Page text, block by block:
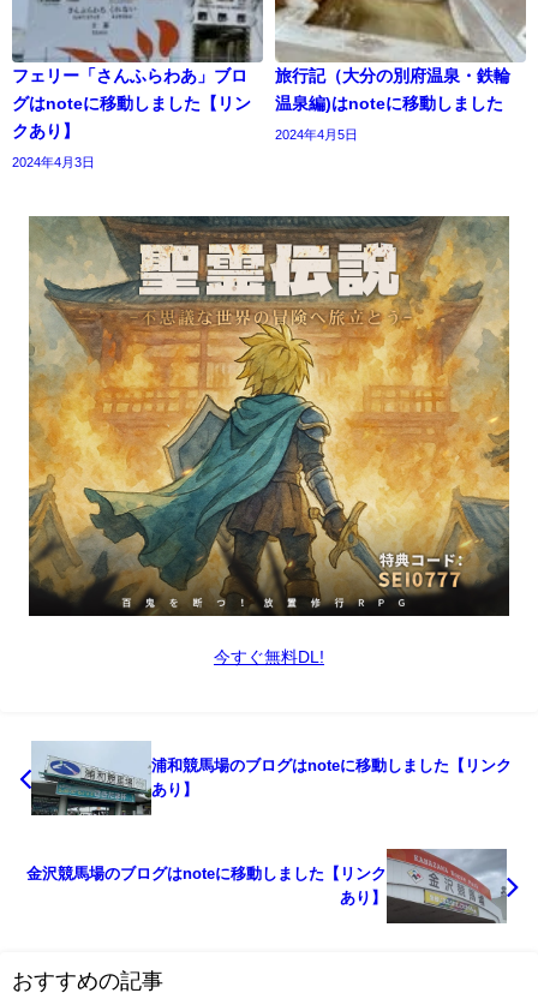
フェリー「さんふらわあ」ブロ
グはnoteに移動しました【リン
クあり】
2024年4月3日
旅行記（大分の別府温泉・鉄輪
温泉編)はnoteに移動しました
2024年4月5日
今すぐ無料DL!
浦和競馬場のブログはnoteに移動しました【リンク
あり】
金沢競馬場のブログはnoteに移動しました【リンク
あり】
おすすめの記事